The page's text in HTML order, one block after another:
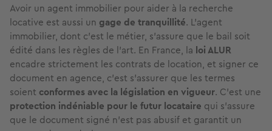
Avoir un agent immobilier pour aider à la recherche
locative est aussi un gage de tranquillité. L’agent
immobilier, dont c’est le métier, s’assure que le bail soit
édité dans les règles de l’art. En France, la loi ALUR
encadre strictement les contrats de location, et signer ce
document en agence, c’est s’assurer que les termes
soient conformes avec la législation en vigueur. C’est une
protection indéniable pour le futur locataire qui s’assure
que le document signé n’est pas abusif et garantit un